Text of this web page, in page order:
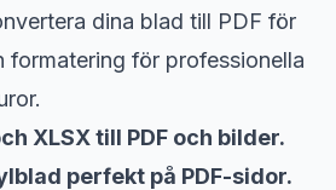
dina blad till PDF för
formatering för professionella
XLSX till PDF och bilder.
perfekt på PDF-sidor.